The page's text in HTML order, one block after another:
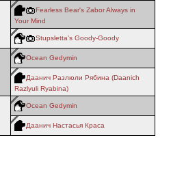
Fearless Bear's Zabor Always in
Your Mind
Stupsletta's Goody-Goody
Ocean Gedymin
Даанич Разлюли Рябина (Daanich
Razlyuli Ryabina)
Ocean Gedymin
Даанич Настасья Краса